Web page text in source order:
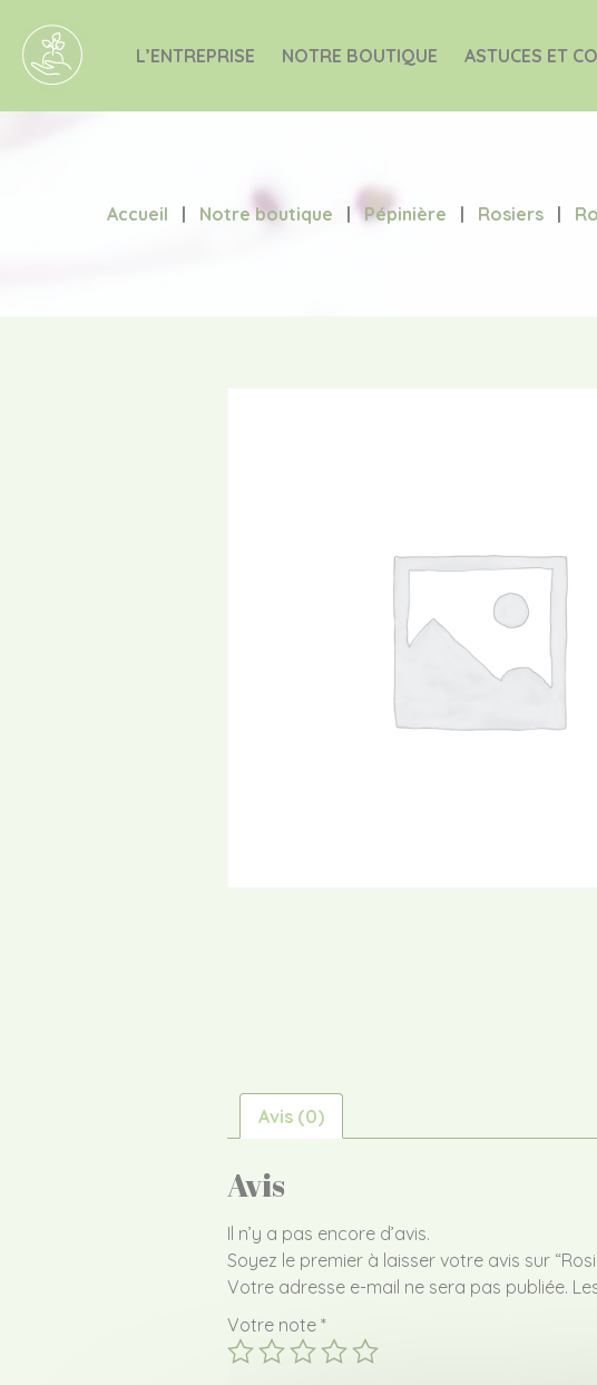
L’ENTREPRISE NOTRE BOUTIQUE ASTUCES ET
Accueil | Notre boutique | Pépinière | Rosiers |
Avis (0)
Avis
Il n’y a pas encore d’avis.
Soyez le premier à laisser votre avis sur
Votre adresse e-mail ne sera pas publiée.
Votre note *